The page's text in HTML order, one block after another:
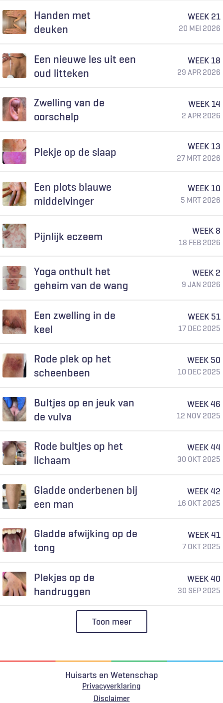
Handen met
deuken
WEEK 21
20 MEI 2026
Een nieuwe les uit een
oud litteken
WEEK 18
29 APR 2026
Zwelling van de
oorschelp
WEEK 14
2 APR 2026
Plekje op de slaap WEEK 13
27 MRT 2026
Een plots blauwe
middelvinger
WEEK 10
5 MRT 2026
Pijnlijk eczeem WEEK 8
18 FEB 2026
Yoga onthult het
geheim van de wang
WEEK 2
9 JAN 2026
Een zwelling in de
keel
WEEK 51
17 DEC 2025
Rode plek op het
scheenbeen
WEEK 50
10 DEC 2025
Bultjes op en jeuk van
de vulva
WEEK 46
12 NOV 2025
Rode bultjes op het
lichaam
WEEK 44
30 OKT 2025
Gladde onderbenen bij
een man
WEEK 42
16 OKT 2025
Gladde afwijking op de
tong
WEEK 41
7 OKT 2025
Plekjes op de
handruggen
WEEK 40
30 SEP 2025
Toon meer
Huisarts en Wetenschap
Privacyverklaring
Disclaimer